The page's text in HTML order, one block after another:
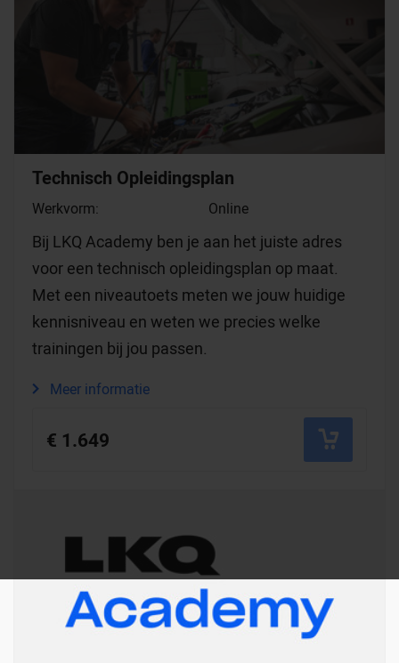
Technisch Opleidingsplan
Werkvorm: Online
Bij LKQ Academy ben je aan het juiste adres
voor een technisch opleidingsplan op maat.
Met een niveautoets meten we jouw huidige
kennisniveau en weten we precies welke
trainingen bij jou passen.
Meer informatie
€ 1.649